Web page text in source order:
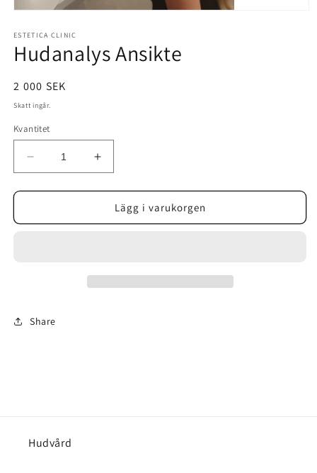
1
i
modalfönster
ESTETICA CLINIC
Hudanalys Ansikte
Ordinarie
pris
2 000 SEK
Skatt ingår.
Kvantitet
Minska
kvantitet
för
Ansikte
Öka
kvantitet
för
Hudanalys
Ansikte
Lägg i varukorgen
Share
Hudvård